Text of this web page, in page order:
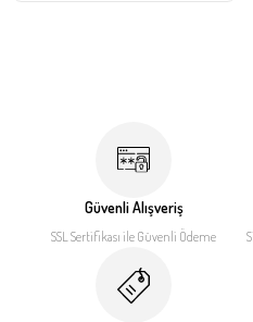
Güvenli Alışveriş
SSL Sertifikası ile Güvenli Ödeme